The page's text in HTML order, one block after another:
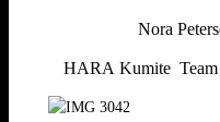
Nora
HARA Kumite